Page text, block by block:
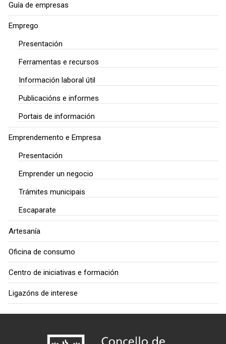
Guía de empresas
Emprego
Presentación
Ferramentas e recursos
Información laboral útil
Publicacións e informes
Portais de información
Emprendemento e Empresa
Presentación
Emprender un negocio
Trámites municipais
Escaparate
Artesanía
Oficina de consumo
Centro de iniciativas e formación
Ligazóns de interese